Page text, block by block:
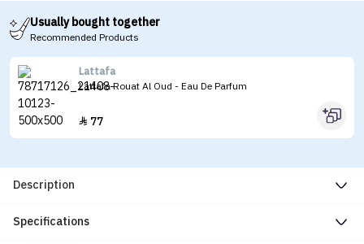
Usually bought together
Recommended Products
Lattafa
Lattafa Rouat Al Oud - Eau De Parfum
 77
Description
Specifications